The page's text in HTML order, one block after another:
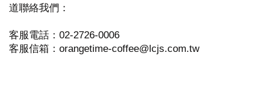
道聯絡我們：
客服電話：02-2726-0006
客服信箱：orangetime-coffee@lcjs.com.tw